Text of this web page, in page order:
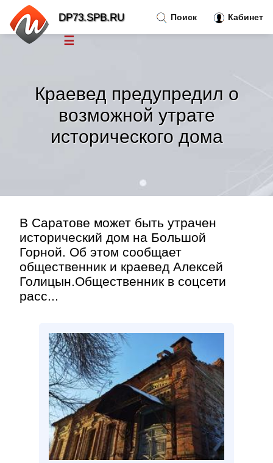
Краевед предупредил о
возможной утрате
исторического дома
В Саратове может быть утрачен
исторический дом на Большой
Горной. Об этом сообщает
общественник и краевед Алексей
Голицын.Общественник в соцсети
расс...
Поиск Кабинет
DP73.SPB.RU
☰
Тренды новостей»
Рубрики»